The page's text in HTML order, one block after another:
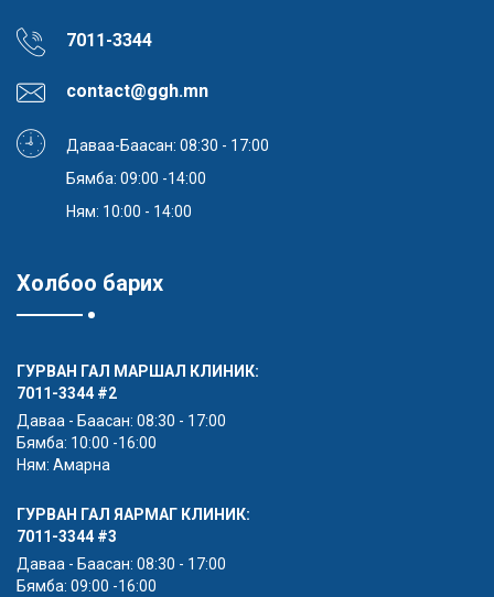
7011-3344
contact@ggh.mn
Даваа-Баасан: 08:30 - 17:00
Бямба: 09:00 -14:00
Ням: 10:00 - 14:00
Холбоо барих
ГУРВАН ГАЛ МАРШАЛ КЛИНИК:
7011-3344 #2
Даваа - Баасан: 08:30 - 17:00
Бямба: 10:00 -16:00
Ням: Амарна
ГУРВАН ГАЛ ЯАРМАГ КЛИНИК:
7011-3344 #3
Даваа - Баасан: 08:30 - 17:00
Бямба: 09:00 -16:00